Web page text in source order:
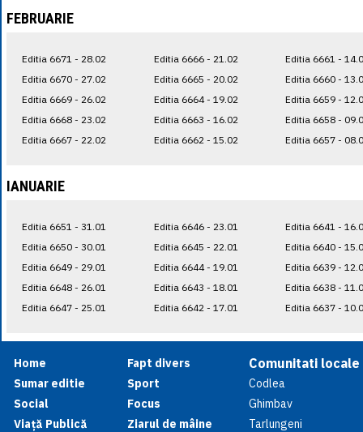
FEBRUARIE
Editia 6671 - 28.02
Editia 6670 - 27.02
Editia 6669 - 26.02
Editia 6668 - 23.02
Editia 6667 - 22.02
Editia 6666 - 21.02
Editia 6665 - 20.02
Editia 6664 - 19.02
Editia 6663 - 16.02
Editia 6662 - 15.02
Editia 6661 -
Editia 6660 -
Editia 6659 -
Editia 6658 -
Editia 6657 -
IANUARIE
Editia 6651 - 31.01
Editia 6650 - 30.01
Editia 6649 - 29.01
Editia 6648 - 26.01
Editia 6647 - 25.01
Editia 6646 - 23.01
Editia 6645 - 22.01
Editia 6644 - 19.01
Editia 6643 - 18.01
Editia 6642 - 17.01
Editia 6641 -
Editia 6640 -
Editia 6639 -
Editia 6638 -
Editia 6637 -
Home
Sumar editie
Social
Viață Publică
Fapt divers
Sport
Focus
Ziarul de mâine
Comunitati locale
Codlea
Ghimbav
Tarlungeni